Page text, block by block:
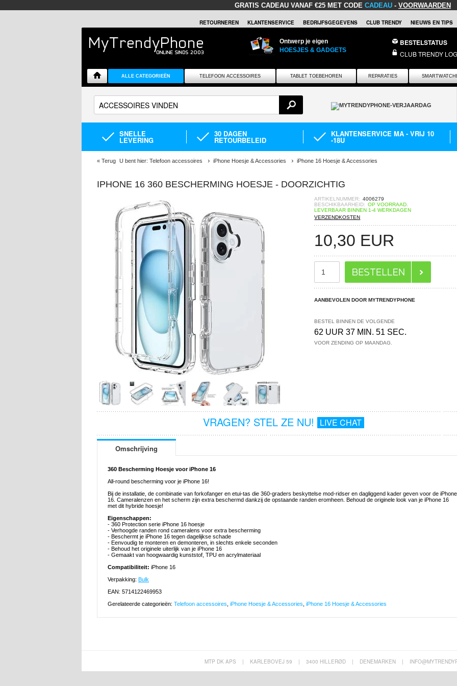
GRATIS CADEAU VANAF €25 MET CODE CADEAU - VOORWAARDEN
RETOURNEREN KLANTENSERVICE BEDRIJFSGEGEVENS CLUB TRENDY NIEUWS EN TIPS
Ontwerp je eigen
HOESJES & GADGETS
BESTELSTATUS
CLUB TRENDY
ALLE CATEGORIEËN TELEFOON ACCESSOIRES TABLET TOEBEHOREN REPARATIES
SNELLE
LEVERING
30 DAGEN
RETOURBELEID
KLANTENSERVICE MA - VRIJ 10
-18U
« Terug U bent hier: Telefoon accessoires iPhone Hoesje & Accessories iPhone 16 Hoesje & Accessories
IPHONE 16 360 BESCHERMING HOESJE - DOORZICHTIG
ARTIKELNUMMER: 4006279
BESCHIKBAARHEID: OP VOORRAAD.
LEVERBAAR BINNEN 1-4 WERKDAGEN
VERZENDKOSTEN
10,30 EUR
AANBEVOLEN DOOR MYTRENDYPHONE
BESTEL BINNEN DE VOLGENDE
62 UUR 37 MIN. 50 SEC.
VOOR ZENDING OP MAANDAG.
VRAGEN? STEL ZE NU! LIVE CHAT
Omschrijving
360 Bescherming Hoesje voor iPhone 16
All-round bescherming voor je iPhone 16!
Bij de installatie, de combinatie van forkofanger en etui-tas die 360-graders beskyttelse mod-ridser en dagliggend kader geven voor de iPhone
16. Cameralenzen en het scherm zijn extra beschermd dankzij de opstaande randen eromheen. Behoud de originele look van je iPhone 16
met dit hybride hoesje!
Eigenschappen:
- 360 Protection serie iPhone 16 hoesje
- Verhoogde randen rond cameralens voor extra bescherming
- Beschermt je iPhone 16 tegen dagelijkse schade
- Eenvoudig te monteren en demonteren, in slechts enkele seconden
- Behoud het originele uiterlijk van je iPhone 16
- Gemaakt van hoogwaardig kunststof, TPU en acrylmateriaal
Compatibiliteit: iPhone 16
Verpakking: Bulk
EAN: 5714122469953
Gerelateerde categorieën: Telefoon accessoires iPhone Hoesje & Accessories iPhone 16 Hoesje & Accessories
MTP DK APS | KARLEBOVEJ 59 | 3400 HILLERØD | DENEMARKEN |